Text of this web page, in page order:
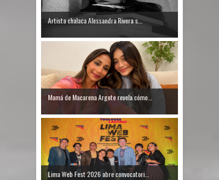
Artista chalaca Alessandra Rivera s...
Mamá de Macarena Argote revela cómo...
Lima Web Fest 2026 abre convocatori...